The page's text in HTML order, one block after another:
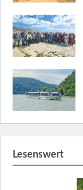
Lesenswert